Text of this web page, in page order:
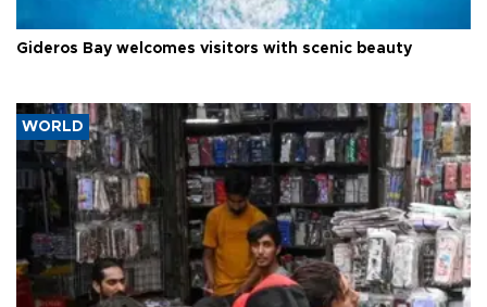
Gideros Bay welcomes visitors with scenic beauty
WORLD